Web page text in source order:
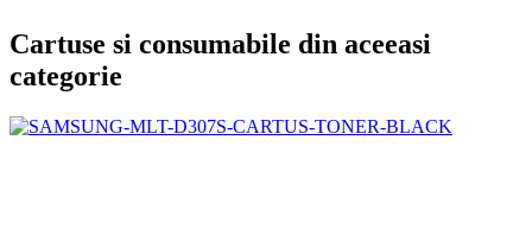
Cartuse si consumabile din aceeasi
categorie